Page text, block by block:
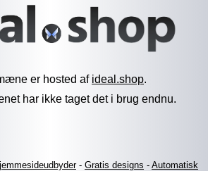
er hosted af ideal.shop.
har ikke taget det i brug endnu.
- Gratis designs - Automatisk